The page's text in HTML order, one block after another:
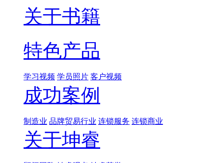
关于书籍
特色产品
学习视频 学员照片 客户视频
成功案例
制造业 品牌贸易行业 连锁服务 连锁商业
关于坤睿